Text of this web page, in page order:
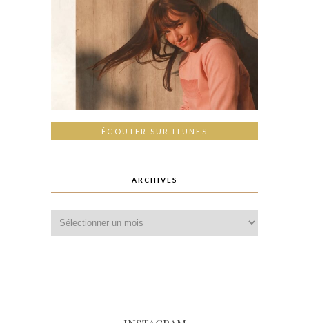
ÉCOUTER SUR ITUNES
ARCHIVES